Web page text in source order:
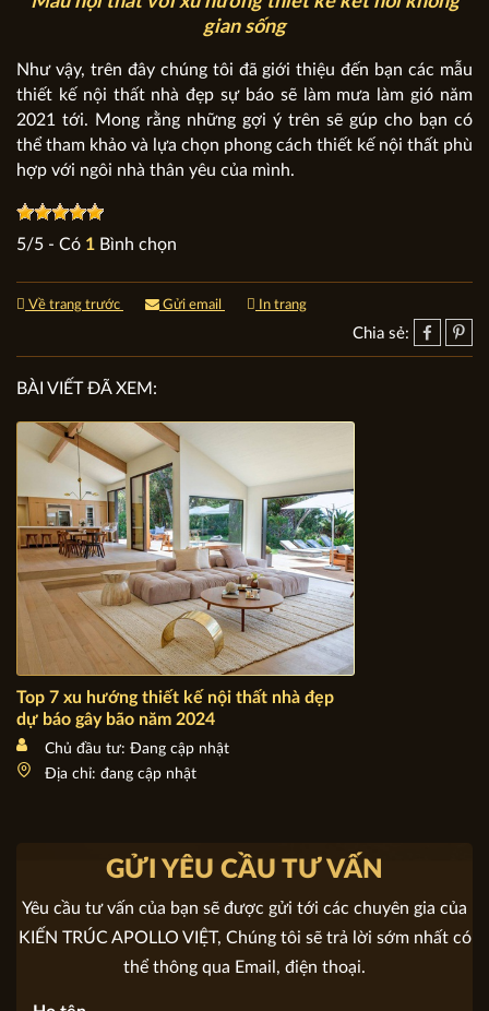
gian sống
Như vậy, trên đây chúng tôi đã giới thiệu đến bạn các mẫu
thiết kế nội thất nhà đẹp sự báo sẽ làm mưa làm gió năm
2021 tới. Mong rằng những gợi ý trên sẽ gúp cho bạn có
thể tham khảo và lựa chọn phong cách thiết kế nội thất phù
hợp với ngôi nhà thân yêu của mình.
5/5 - Có 1 Bình chọn
Về trang trước Gửi email In trang
Chia sẻ:
BÀI VIẾT ĐÃ XEM:
Top 7 xu hướng thiết kế nội thất nhà đẹp dự báo gây bão
Địa chỉ: đang cập nhật
GỬI YÊU CẦU TƯ VẤN